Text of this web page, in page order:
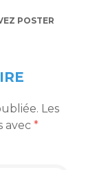
POSTER
Les
avec *